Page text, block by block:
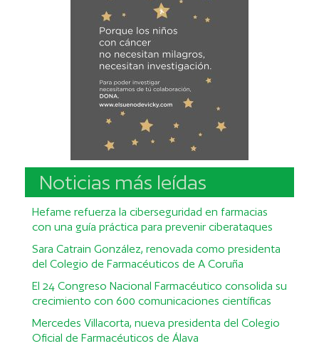
Noticias más leídas
Hefame refuerza la ciberseguridad en farmacias
con una guía práctica para prevenir ciberataques
Sara Catrain González, renovada como presidenta
del Colegio de Farmacéuticos de A Coruña
El 24 Congreso Nacional Farmacéutico consolida su
crecimiento con 600 comunicaciones científicas
Mercedes Villacorta, nueva presidenta del Colegio
Oficial de Farmacéuticos de Álava